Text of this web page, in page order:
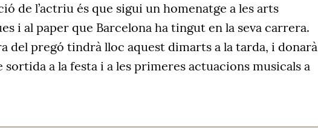
de l’actriu és que sigui un homenatge a les arts
i al paper que Barcelona ha tingut en la seva carrera.
del pregó tindrà lloc aquest dimarts a la tarda, i donarà
sortida a la festa i a les primeres actuacions musicals a